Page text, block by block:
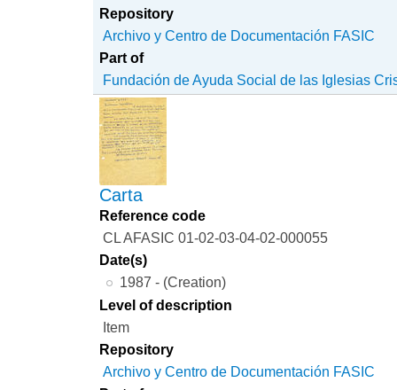
Repository
Archivo y Centro de Documentación FASIC
Part of
Fundación de Ayuda Social de las Iglesias
Carta
Reference code
CL AFASIC 01-02-03-04-02-000055
Date(s)
1987 - (Creation)
Level of description
Item
Repository
Archivo y Centro de Documentación FASIC